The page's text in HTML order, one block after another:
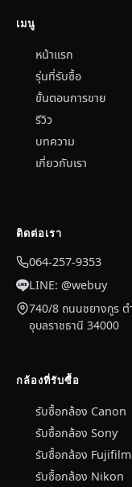
เมนู
หน้าแรก
รุ่นที่รับซื้อ
ขั้นตอนการขาย
รีวิว
บทความ
เกี่ยวกับเรา
ติดต่อเรา
064-257-9353
LINE: @webuy
740/8 ถนนชยางกูร ต
อุบลราชธานี 34000
กล้องที่รับซื้อ
รับซื้อกล้อง Canon
รับซื้อกล้อง Sony
รับซื้อกล้อง Fujifilm
รับซื้อกล้อง Nikon